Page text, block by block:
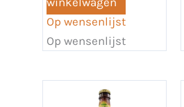
Op wensenlijst
Op wensenlijst